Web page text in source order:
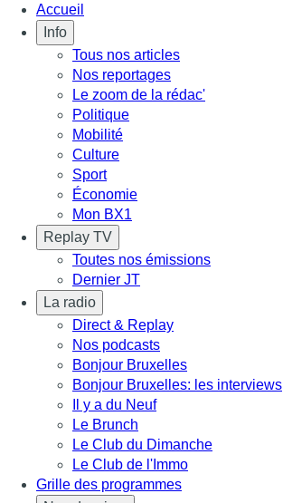
Accueil
Info
Tous nos articles
Nos reportages
Le zoom de la rédac'
Politique
Mobilité
Culture
Sport
Économie
Mon BX1
Replay TV
Toutes nos émissions
Dernier JT
La radio
Direct & Replay
Nos podcasts
Bonjour Bruxelles
Bonjour Bruxelles: les interviews
Il y a du Neuf
Le Brunch
Le Club du Dimanche
Le Club de l'Immo
Grille des programmes